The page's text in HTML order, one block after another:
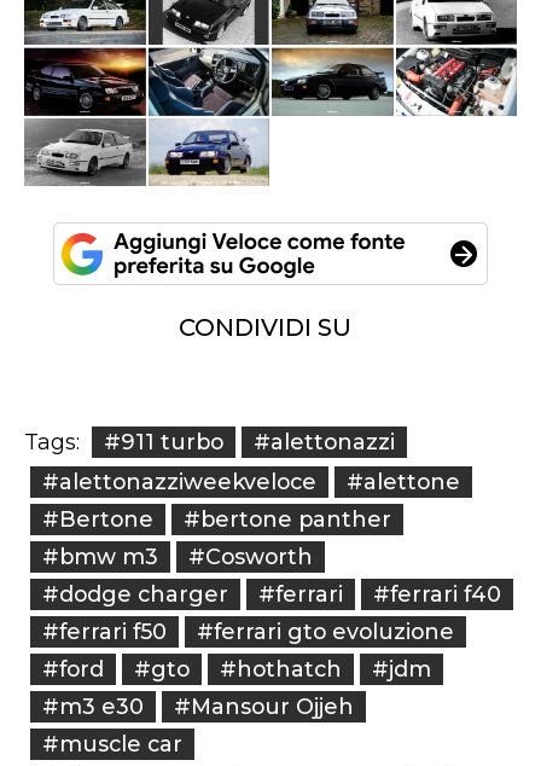
CONDIVIDI SU
Tags: #911 turbo
#alettonazzi
#alettonazziweekveloce
#alettone
#Bertone
#bertone panther
#bmw m3
#Cosworth
#dodge charger
#ferrari
#ferrari f40
#ferrari f50
#ferrari gto evoluzione
#ford
#gto #hothatch
#jdm
#m3 e30
#Mansour Ojjeh
#muscle car